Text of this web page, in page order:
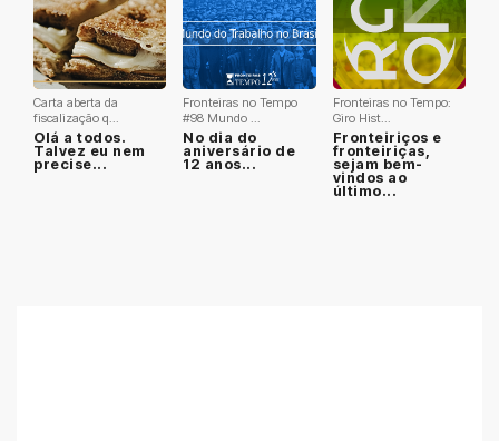
Carta aberta da
fiscalização q...
Olá a todos.
Talvez eu nem
precise...
Fronteiras no Tempo
#98 Mundo ...
No dia do
aniversário de
12 anos...
Fronteiras no Tempo:
Giro Hist...
Fronteiriços e
fronteiriças,
sejam bem-
vindos ao
último...